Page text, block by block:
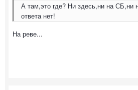
А там,это где? Ни здесь,ни на СБ,ни
ответа нет!
На реве...